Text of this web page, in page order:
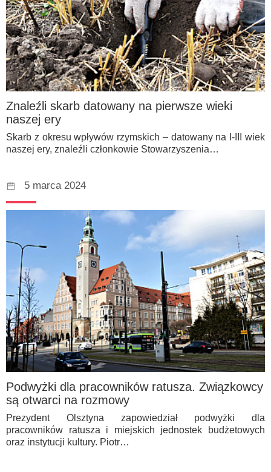
Znaleźli skarb datowany na pierwsze wieki
naszej ery
Skarb z okresu wpływów rzymskich – datowany na I-III wiek
naszej ery, znaleźli członkowie Stowarzyszenia…
5 marca 2024
Podwyżki dla pracowników ratusza. Związkowcy
są otwarci na rozmowy
Prezydent Olsztyna zapowiedział podwyżki dla
pracowników ratusza i miejskich jednostek budżetowych
oraz instytucji kultury. Piotr…